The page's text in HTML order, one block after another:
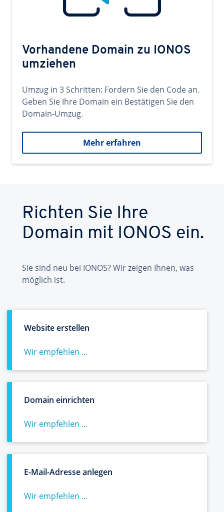
Vorhandene Domain zu IONOS
umziehen
Umzug in 3 Schritten: Fordern Sie den Code an.
Geben Sie Ihre Domain ein Bestätigen Sie den
Domain-Umzug.
Mehr erfahren
Richten Sie Ihre
Domain mit IONOS ein.
Sie sind neu bei IONOS? Wir zeigen Ihnen, was
möglich ist.
Website erstellen
Wir empfehlen ...
Domain einrichten
Wir empfehlen ...
E-Mail-Adresse anlegen
Wir empfehlen ...